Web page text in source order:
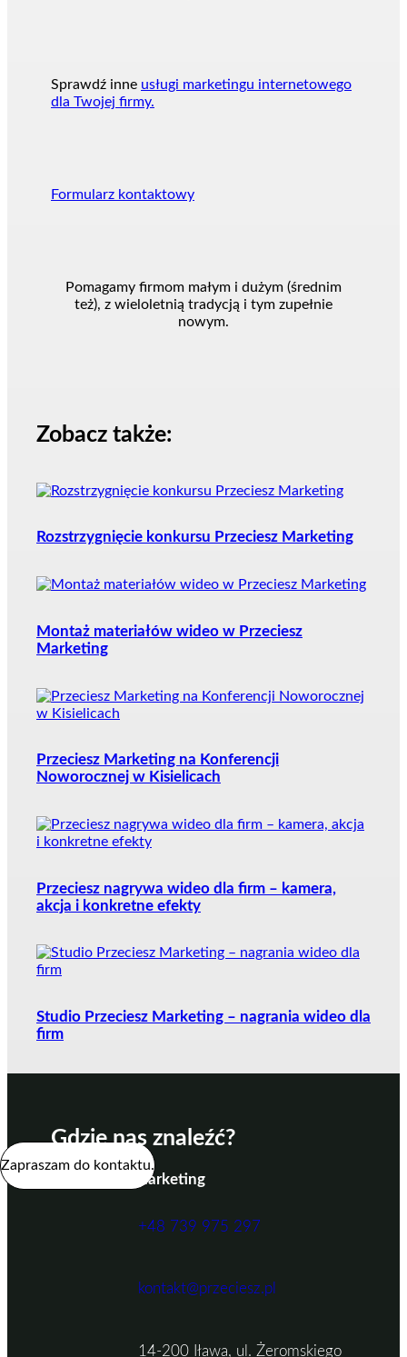
Sprawdź inne usługi marketingu internetowego
dla Twojej firmy.
Formularz kontaktowy
Pomagamy firmom małym i dużym (średnim
też), z wieloletnią tradycją i tym zupełnie
nowym.
Zobacz także:
Rozstrzygnięcie konkursu Przeciesz Marketing
Montaż materiałów wideo w Przeciesz
Marketing
Przeciesz Marketing na Konferencji
Noworocznej w Kisielicach
Przeciesz nagrywa wideo dla firm – kamera,
akcja i konkretne efekty
Studio Przeciesz Marketing – nagrania wideo dla
firm
Gdzie nas znaleźć?
PRZECIESZ Marketing
+48 739 975 297
kontakt@przeciesz.pl
14-200 Iława, ul. Żeromskiego
Zapraszam do kontaktu.